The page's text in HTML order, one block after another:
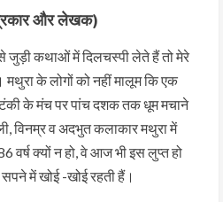
और लेखक)
जुड़ी कथाओं में दिलचस्पी लेते हैं तो मेरे
के लोगों को नहीं मालूम कि एक
के मंच पर पांच दशक तक धूम मचाने
विनम्र व अदभुत कलाकार मथुरा में
वर्ष क्यों न हो, वे आज भी इस लुप्त हो
में खोई -खोई रहती हैं।